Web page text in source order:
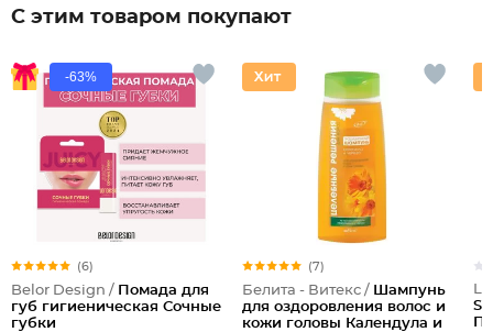
С этим товаром покупают
-63%
(6)
Belor Design / Помада для
губ гигиеническая Сочные
губки
(7)
Белита - Витекс / Шампунь
для оздоровления волос и
кожи головы Календула и